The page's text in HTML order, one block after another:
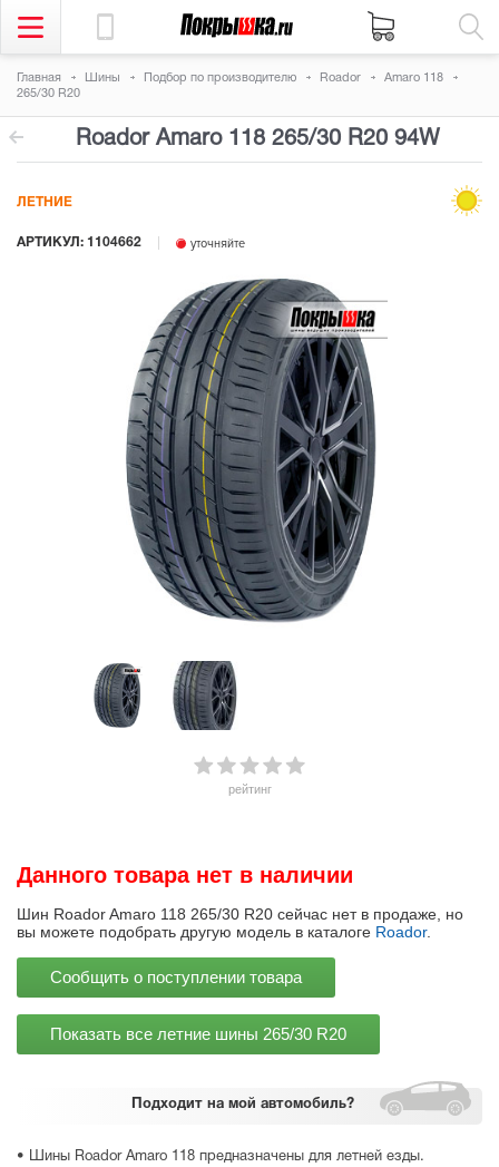
Главная Шины Подбор по производителю Roador
Amaro 118
265/30 R20
Roador Amaro 118 265/30 R20 94W
рейтинг
АРТИКУЛ: 1104662 уточняйте
ЛЕТНИЕ
Подходит на мой автомобиль?
• Шины Roador Amaro 118 предназначены для летней езды.
Данного товара нет в наличии
Шин Roador Amaro 118 265/30 R20 сейчас нет в продаже, но
вы можете подобрать другую модель в каталоге Roador.
Сообщить о поступлении товара
Показать все летние шины 265/30 R20